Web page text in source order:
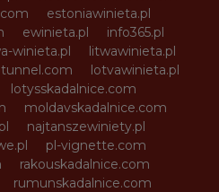
estoniawinieta.pl
ewinieta.pl
info365.pl
winieta.pl
litwawinieta.pl
lotvawinieta.pl
lotysskadalnice.com
moldavskadalnice.com
najtanszewiniety.pl
pl-vignette.com
rakouskadalnice.com
rumunskadalnice.com